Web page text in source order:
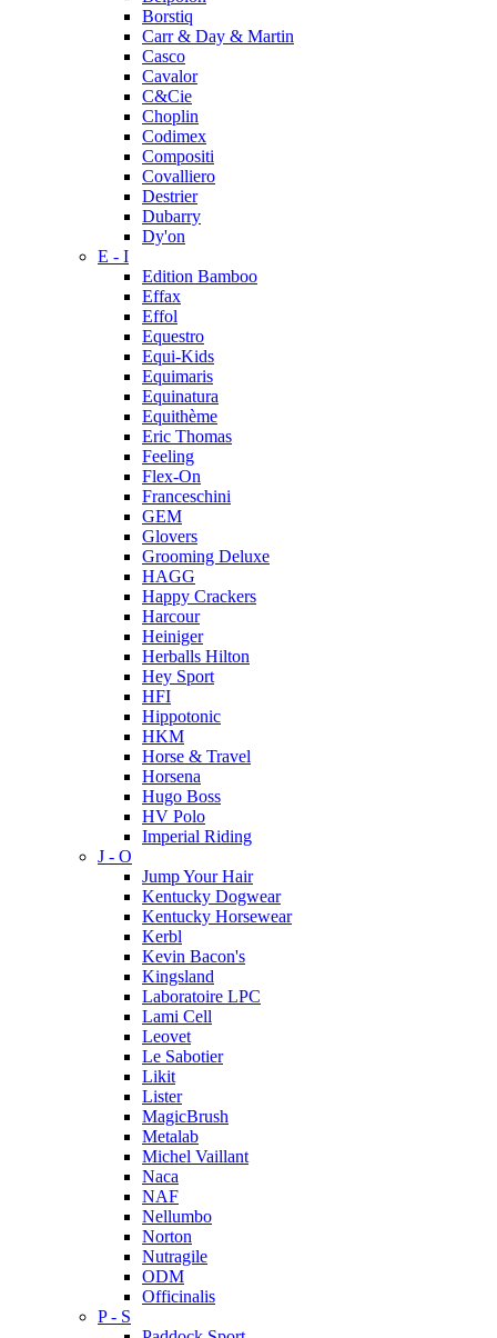
Borstiq
Carr & Day & Martin
Casco
Cavalor
C&Cie
Choplin
Codimex
Compositi
Covalliero
Destrier
Dubarry
Dy'on
E - I
Edition Bamboo
Effax
Effol
Equestro
Equi-Kids
Equimaris
Equinatura
Equithème
Eric Thomas
Feeling
Flex-On
Franceschini
GEM
Glovers
Grooming Deluxe
HAGG
Happy Crackers
Harcour
Heiniger
Herballs Hilton
Hey Sport
HFI
Hippotonic
HKM
Horse & Travel
Horsena
Hugo Boss
HV Polo
Imperial Riding
J - O
Jump Your Hair
Kentucky Dogwear
Kentucky Horsewear
Kerbl
Kevin Bacon's
Kingsland
Laboratoire LPC
Lami Cell
Leovet
Le Sabotier
Likit
Lister
MagicBrush
Metalab
Michel Vaillant
Naca
NAF
Nellumbo
Norton
Nutragile
ODM
Officinalis
P - S